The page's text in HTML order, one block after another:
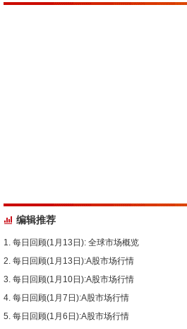
编辑推荐
每日回顾(1月13日): 全球市场概览
每日回顾(1月13日):A股市场行情
每日回顾(1月10日):A股市场行情
每日回顾(1月7日):A股市场行情
每日回顾(1月6日):A股市场行情